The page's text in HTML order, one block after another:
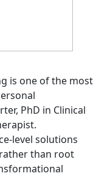
is one of the most
PhD in Clinical
level solutions
than root